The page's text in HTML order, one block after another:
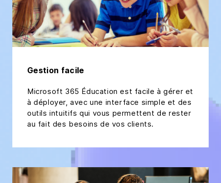
Gestion facile
Microsoft 365 Éducation est facile à gérer et
à déployer, avec une interface simple et des
outils intuitifs qui vous permettent de rester
au fait des besoins de vos clients.